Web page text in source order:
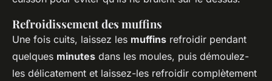
Refroidissement des muffins
Une fois cuits, laissez les muffins refroidir pendant
quelques minutes dans les moules, puis démoulez-
les délicatement et laissez-les refroidir complètement